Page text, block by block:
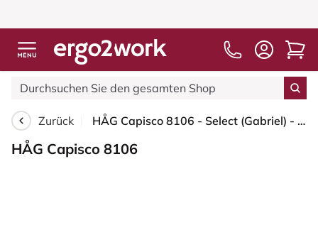
Zurück HÅG Capisco 8106 - Select (Gabriel) - Wolle / Polyamid - SC60999 - Black - Silber - 200 mm (Sitzhöhe 46-64cm) - Bodengleiter
HÅG Capisco 8106